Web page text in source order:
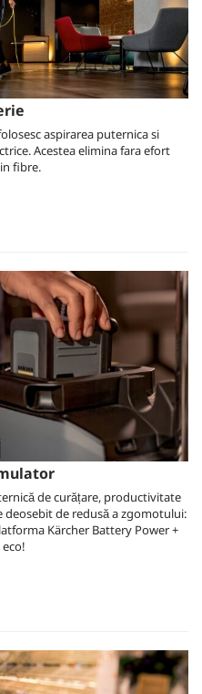
aspirarea puternica si
Acestea elimina fara efort
fibre.
de curățare, productivitate
deosebit de redusă a zgomotului:
Kärcher Battery Power +